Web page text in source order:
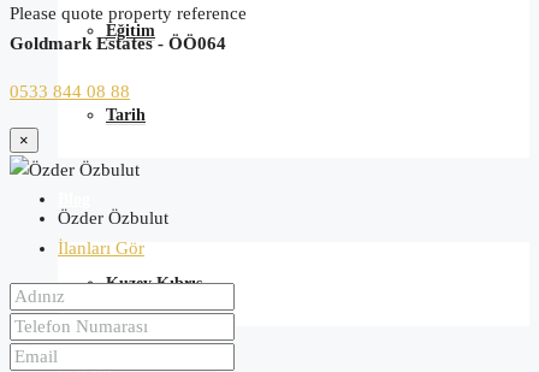
Eğitim
Tarih
Kuzey Kıbrıs
İletişim
Please quote property reference
Goldmark Estates - ÖÖ064
0533 844 08 88
×
Özder Özbulut
İlanları Gör